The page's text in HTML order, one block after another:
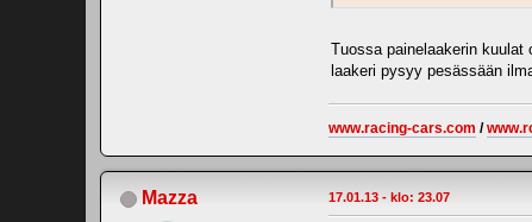
Tuossa painelaakerin
laakeri pysyy pesässään
www.racing-cars.com /
Mazza 17.01.13 - klo: 23.07